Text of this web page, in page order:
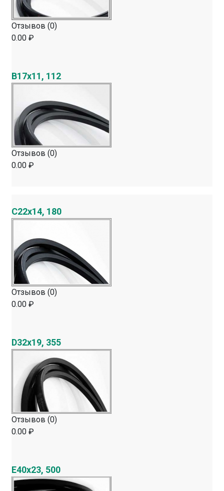
Отзывов (0)
0.00 ₽
B17х11, 112
Отзывов (0)
0.00 ₽
C22х14, 180
Отзывов (0)
0.00 ₽
D32х19, 355
Отзывов (0)
0.00 ₽
E40х23, 500